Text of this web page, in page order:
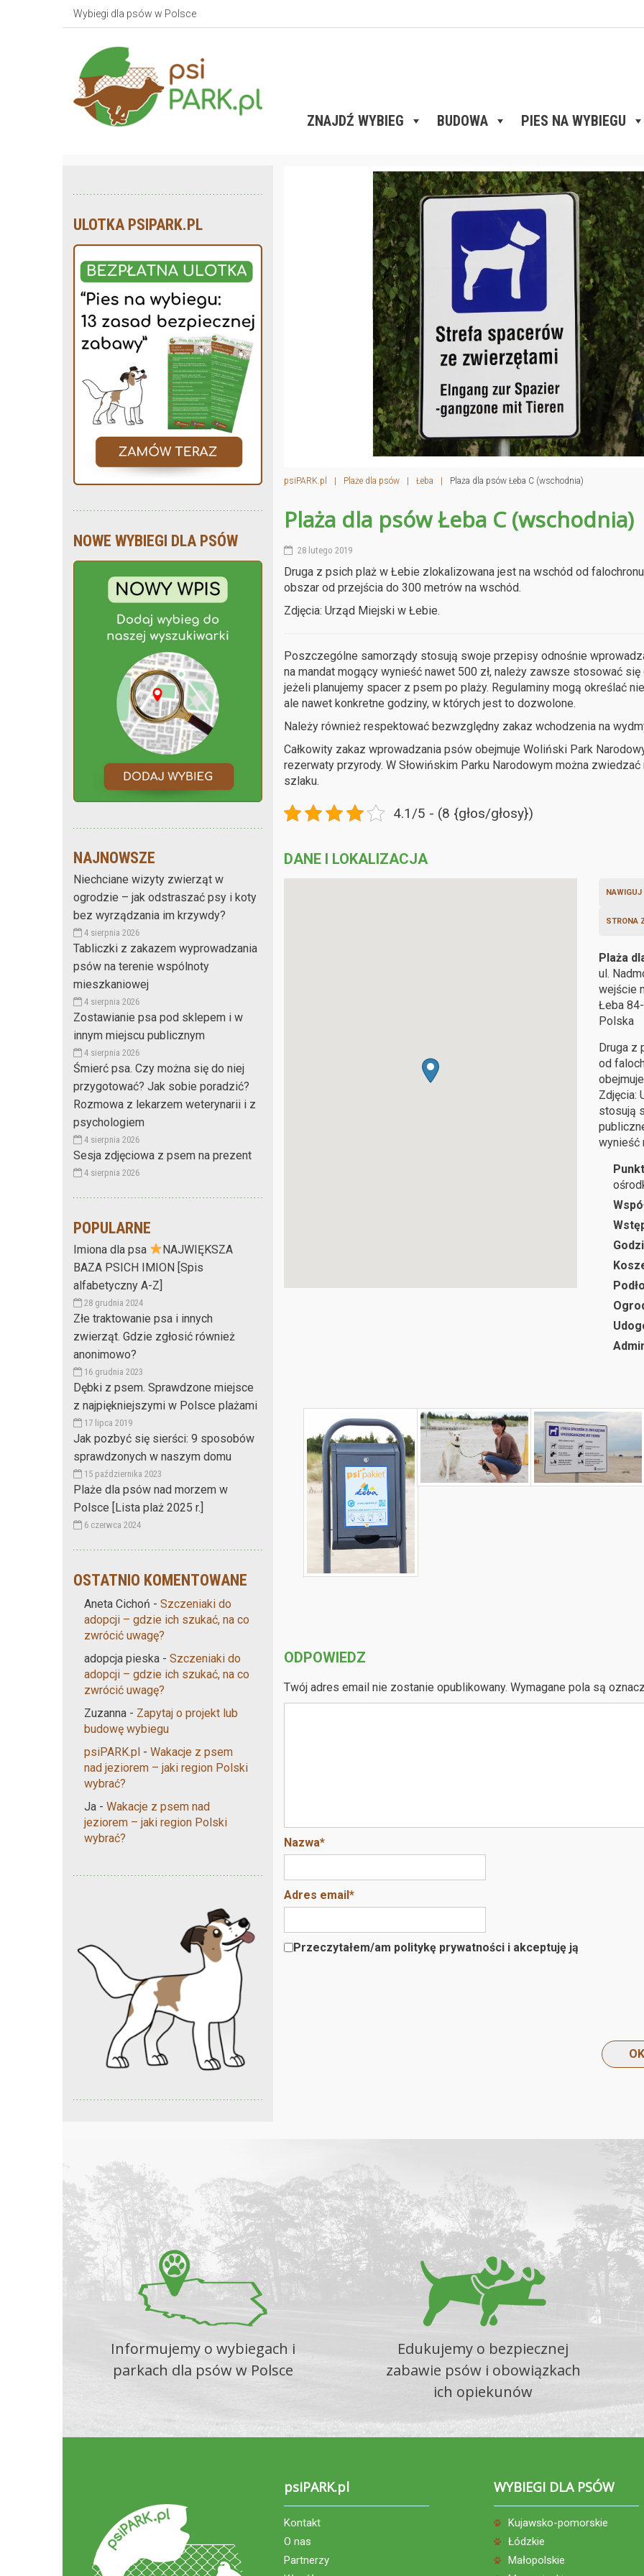
Wybiegi dla psów w Polsce
ZNAJDŹ WYBIEG BUDOWA PIES NA WYBIEGU
ULOTKA PSIPARK.PL
NOWE WYBIEGI DLA PSÓW
NAJNOWSZE
Niechciane wizyty zwierząt w
ogrodzie – jak odstraszać psy i koty
bez wyrządzania im krzywdy?
4 sierpnia 2026
Tabliczki z zakazem wyprowadzania
psów na terenie wspólnoty
mieszkaniowej
4 sierpnia 2026
Zostawianie psa pod sklepem i w
innym miejscu publicznym
4 sierpnia 2026
Śmierć psa. Czy można się do niej
przygotować? Jak sobie poradzić?
Rozmowa z lekarzem weterynarii i z
psychologiem
4 sierpnia 2026
Sesja zdjęciowa z psem na prezent
4 sierpnia 2026
POPULARNE
Imiona dla psa
NAJWIĘKSZA
BAZA PSICH IMION [Spis
alfabetyczny A-Z]
28 grudnia 2024
Złe traktowanie psa i innych
zwierząt. Gdzie zgłosić również
anonimowo?
16 grudnia 2023
Dębki z psem. Sprawdzone miejsce
z najpiękniejszymi w Polsce plażami
17 lipca 2019
Jak pozbyć się sierści: 9 sposobów
sprawdzonych w naszym domu
15 października 2023
Plaże dla psów nad morzem w
Polsce [Lista plaż 2025 r.]
6 czerwca 2024
OSTATNIO KOMENTOWANE
Aneta Cichoń - Szczeniaki do
adopcji – gdzie ich szukać, na co
zwrócić uwagę?
adopcja pieska - Szczeniaki do
adopcji – gdzie ich szukać, na co
zwrócić uwagę?
Zuzanna - Zapytaj o projekt lub
budowę wybiegu
psiPARK.pl - Wakacje z psem
nad jeziorem – jaki region Polski
wybrać?
Ja - Wakacje z psem nad
jeziorem – jaki region Polski
wybrać?
psiPARK.pl | Plaże dla psów | Łeba | Plaża dla psów Łeba C (wschodnia)
Plaża dla psów Łeba C (wschodnia)
28 lutego 2019
Druga z psich plaż w Łebie zlokalizowana jest na wschód od
obszar od przejścia do 300 metrów na wschód.
Zdjęcia: Urząd Miejski w Łebie.
Poszczególne samorządy stosują swoje przepisy odnośnie
na mandat mogący wynieść nawet 500 zł, należy zawsze stosować
jeżeli planujemy spacer z psem po plaży. Regulaminy mogą określać
ale nawet konkretne godziny, w których jest to dozwolone.
Należy również respektować bezwzględny zakaz wchodzenia na
Całkowity zakaz wprowadzania psów obejmuje Woliński Park
rezerwaty przyrody. W Słowińskim Parku Narodowym można
szlaku.
4.1/5 - (8 {głos/głosy})
DANE I LOKALIZACJA
NAWIGUJ
STRONA
Plaża
ul.
wejście
Łeba
Polska
Druga z
od
Zdjęcia:
stosują
wynieść
ODPOWIEDZ
Twój adres email nie zostanie opublikowany. Wymagane pola są
Nazwa*
Adres email*
Przeczytałem/am politykę prywatności i akceptuję ją
Informujemy o wybiegach i
parkach dla psów w Polsce
Edukujemy o bezpiecznej
zabawie psów i obowiązkach
ich opiekunów
psiPARK.pl
Kontakt
O nas
Partnerzy
WYBIEGI DLA PSÓW
Kujawsko-pomorskie
Łódzkie
Małopolskie